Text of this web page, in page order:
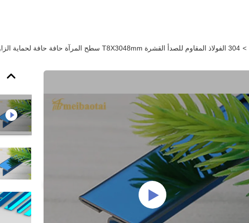
> 304 الفولاذ المقاوم للصدأ القشرة T8X3048mm سطح المرآة حافة حافة لحماية الزاوية